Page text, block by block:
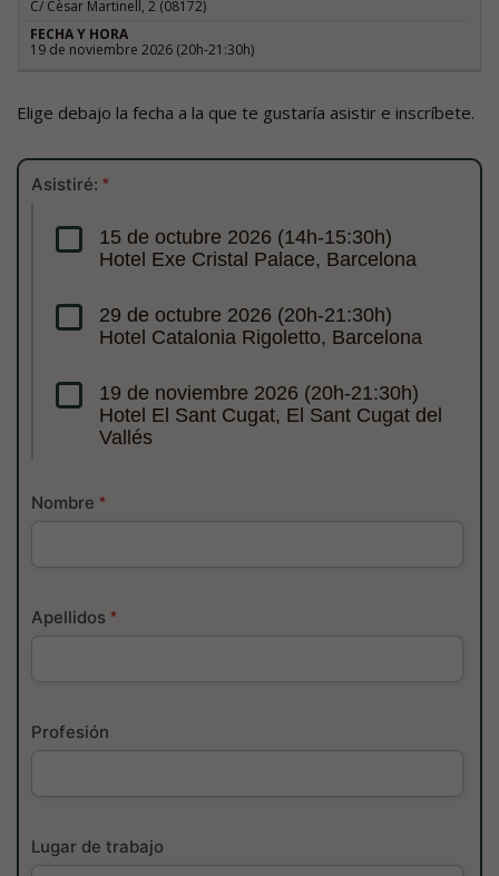
C/ Cèsar Martinell, 2 (08172)
19 de noviembre 2026 (20h-21:30h)
Elige debajo la fecha a la que te gustaría asistir e inscríbete.
Asistiré: *
15 de octubre 2026 (14h-15:30h)
Hotel Exe Cristal Palace, Barcelona
29 de octubre 2026 (20h-21:30h)
Hotel Catalonia Rigoletto, Barcelona
19 de noviembre 2026 (20h-21:30h)
Hotel El Sant Cugat, El Sant Cugat del
Vallés
Nombre *
Apellidos *
Profesión
Lugar de trabajo